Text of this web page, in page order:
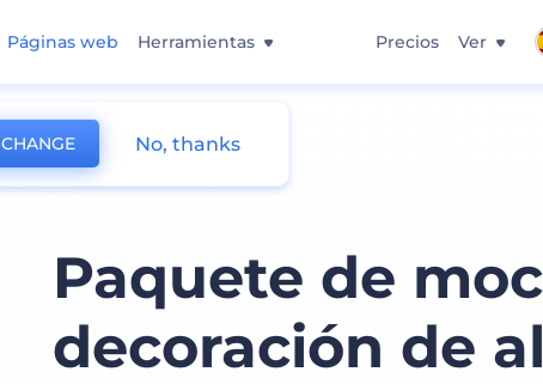
Páginas web Herramientas Precios Ver
Paquete de
decoración de
CHANGE No, thanks